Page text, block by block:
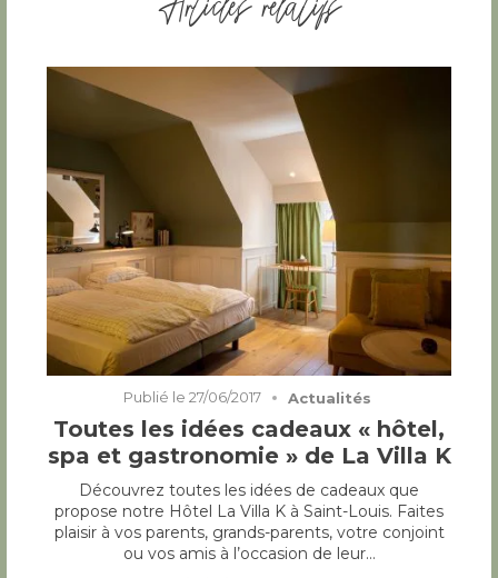
Publié le 27/06/2017 Actualités
Toutes les idées cadeaux « hôtel,
spa et gastronomie » de La Villa K
Découvrez toutes les idées de cadeaux que
propose notre Hôtel La Villa K à Saint-Louis. Faites
plaisir à vos parents, grands-parents, votre conjoint
ou vos amis à l’occasion de leur…